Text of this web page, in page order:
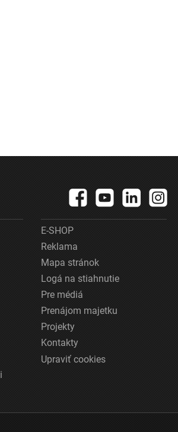
E-SHOP
Reklama
Mapa stránok
Logá na stiahnutie
Pre médiá
Prenájom majetku
Projekty
Kontakty
Upraviť cookies